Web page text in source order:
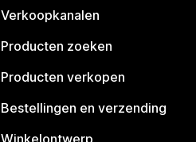
Verkoopkanalen
Producten zoeken
Producten verkopen
Bestellingen en verzending